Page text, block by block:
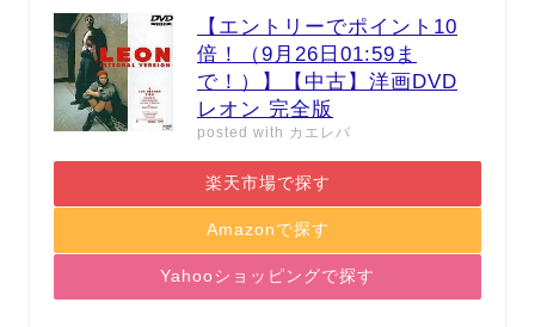
【エントリーでポイント10
倍！（9月26日01:59ま
で！）】【中古】洋画DVD
レオン 完全版
posted with カエレバ
楽天市場で探す
Amazonで探す
Yahooショッピングで探す